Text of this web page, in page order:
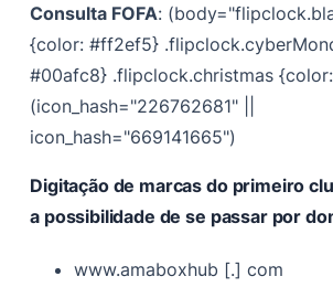
Consulta FOFA:
{color: #ff2ef5}
#00afc8} .flipclock.christmas
(icon_hash="226762681" ||
icon_hash="669141665")
Digitação de marcas do primeiro
a possibilidade de se passar por
www.amaboxhub [.] com